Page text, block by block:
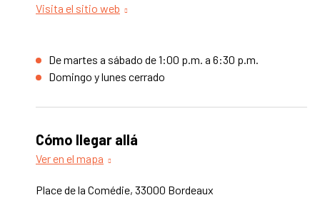
Visita el sitio web
De martes a sábado de 1:00 p.m. a 6:30 p.m.
Domingo y lunes cerrado
Cómo llegar allá
Ver en el mapa
Place de la Comédie, 33000 Bordeaux